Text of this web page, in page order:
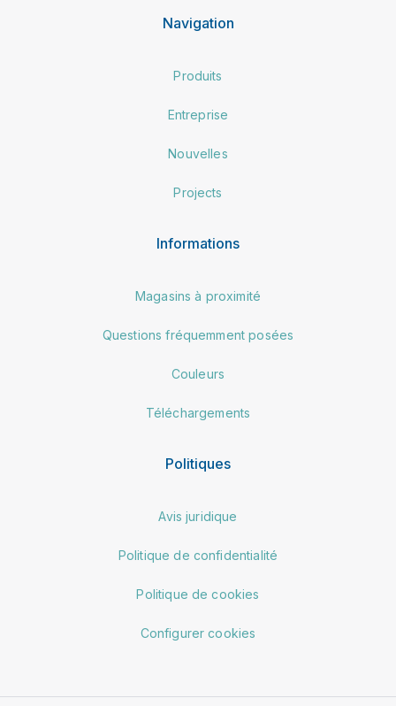
Navigation
Produits
Entreprise
Nouvelles
Projects
Informations
Magasins à proximité
Questions fréquemment posées
Couleurs
Téléchargements
Politiques
Avis juridique
Politique de confidentialité
Politique de cookies
Configurer cookies